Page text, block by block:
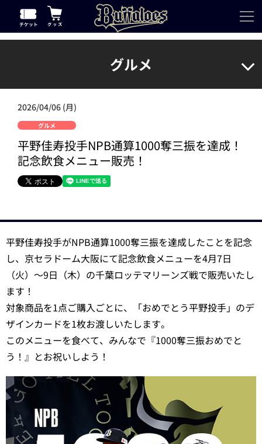
グルメ
2026/04/06 (月)
グルメ
平野佳寿投手NPB通算1000奪三振を達成！
記念飲食メニュー販売！
平野佳寿投手がNPB通算1000奪三振を達成したことを記念
し、京セラドーム大阪にて記念飲食メニューを4月7日
（火）～9日（木）の千葉ロッテマリーンズ戦で販売いたし
ます！
対象商品を1点ご購入ごとに、「おめでとう平野投手」のデ
ザインカードを1枚お渡しいたします。
このメニューを食べて、みんなで『1000奪三振おめでと
う！』とお祝いしよう！